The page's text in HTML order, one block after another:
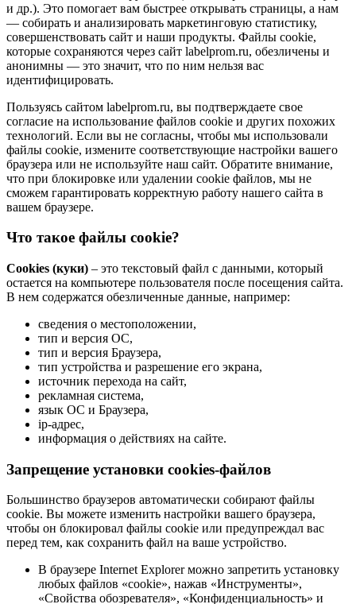
и др.). Это помогает вам быстрее открывать страницы, а нам
— собирать и анализировать маркетинговую статистику,
совершенствовать сайт и наши продукты. Файлы сookie,
которые сохраняются через сайт labelprom.ru, обезличены и
анонимны — это значит, что по ним нельзя вас
идентифицировать.
Пользуясь сайтом labelprom.ru, вы подтверждаете свое
согласие на использование файлов cookie и других похожих
технологий. Если вы не согласны, чтобы мы использовали
файлы cookie, измените соответствующие настройки вашего
браузера или не используйте наш сайт. Обратите внимание,
что при блокировке или удалении cookie файлов, мы не
сможем гарантировать корректную работу нашего сайта в
вашем браузере.
Что такое файлы cookie?
Cookies (куки) – это текстовый файл с данными, который
остается на компьютере пользователя после посещения сайта.
В нем содержатся обезличенные данные, например:
сведения о местоположении,
тип и версия ОС,
тип и версия Браузера,
тип устройства и разрешение его экрана,
источник перехода на сайт,
рекламная система,
язык ОС и Браузера,
ip-адрес,
информация о действиях на сайте.
Запрещение установки cookies-файлов
Большинство браузеров автоматически собирают файлы
cookie. Вы можете изменить настройки вашего браузера,
чтобы он блокировал файлы cookie или предупреждал вас
перед тем, как сохранить файл на ваше устройство.
В браузере Internet Explorer можно запретить установку
любых файлов «cookie», нажав «Инструменты»,
«Свойства обозревателя», «Конфиденциальность» и